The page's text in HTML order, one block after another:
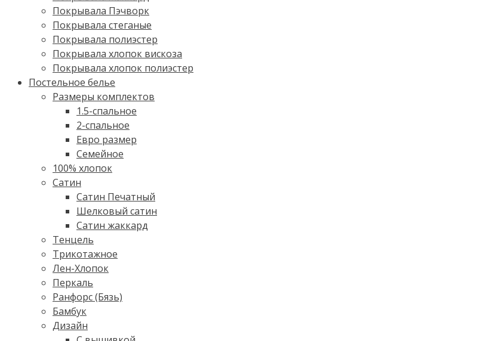
Покрывала Пэчворк
Покрывала стеганые
Покрывала полиэстер
Покрывала хлопок вискоза
Покрывала хлопок полиэстер
Постельное белье
Размеры комплектов
1.5-спальное
2-спальное
Евро размер
Семейное
100% хлопок
Cатин
Сатин Печатный
Шелковый сатин
Сатин жаккард
Тенцель
Трикотажное
Лен-Хлопок
Перкаль
Ранфорс (Бязь)
Бамбук
Дизайн